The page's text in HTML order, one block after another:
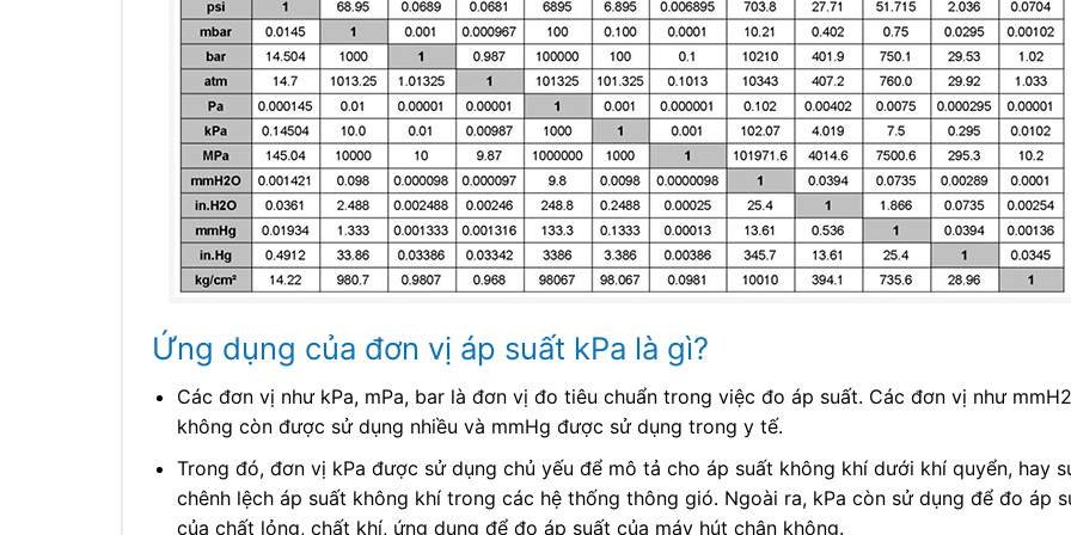
Ứng dụng của đơn vị áp suất kPa là gì?
Các đơn vị như kPa, mPa, bar là đơn vị đo tiêu chuẩn trong việc đo áp suất. Các đơn vị như
không còn được sử dụng nhiều và mmHg được sử dụng trong y tế.
Trong đó, đơn vị kPa được sử dụng chủ yếu để mô tả cho áp suất không khí dưới khí quyển, hay
chênh lệch áp suất không khí trong các hệ thống thông gió. Ngoài ra, kPa còn sử dụng để đo áp
của chất lỏng, chất khí, ứng dụng để đo áp suất của máy hút chân không.